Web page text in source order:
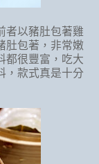
者以豬肚包著雞
肚包著，非常嫩
都很豐富，吃大
，款式真是十分